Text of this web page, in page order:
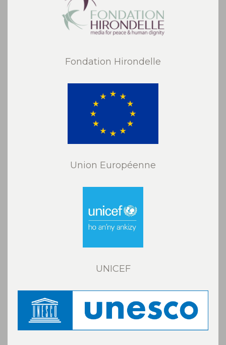
Fondation Hirondelle
Union Européenne
UNICEF